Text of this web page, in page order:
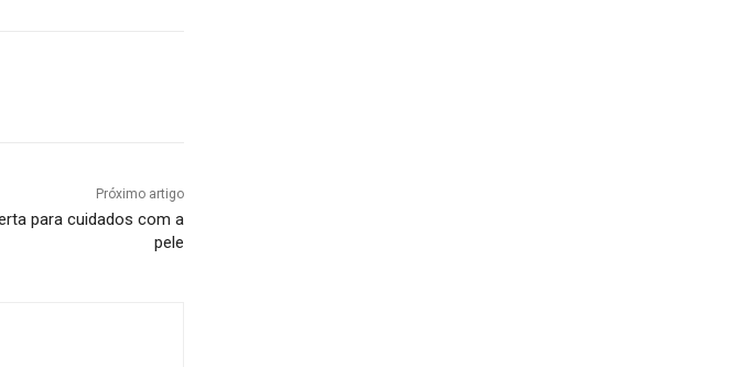
Próximo artigo
para cuidados com a
pele